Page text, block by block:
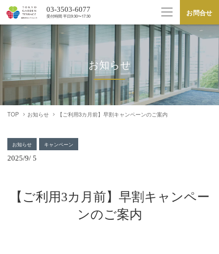
03-3503-6077
受付時間 平⽇9:30〜17:30 お問合せ
お知らせ
TOP お知らせ 【ご利用3カ月前】早割キャンペーンのご案内
お知らせ キャンペーン
2025/9/ 5
【ご利用3カ月前】早割キャンペー
ンのご案内